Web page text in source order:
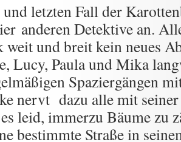
letzten Fall der
anderen Detektive an.
weit und breit kein neues
Lucy, Paula und Mika
Spaziergängen
nervt dazu alle mit
leid, immerzu Bäume zu
bestimmte Straße in